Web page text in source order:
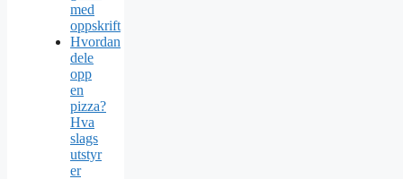
med
oppskrift
Hvordan
dele
opp
en
pizza?
Hva
slags
utstyr
er